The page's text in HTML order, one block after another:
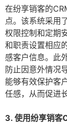
在纷享销客的
点。该系统采用
权限控制和定期
和职责设置相应
感客户信息。此
防止因意外情况
能够有效保护客
任感，从而促进
3. 使用纷享销客